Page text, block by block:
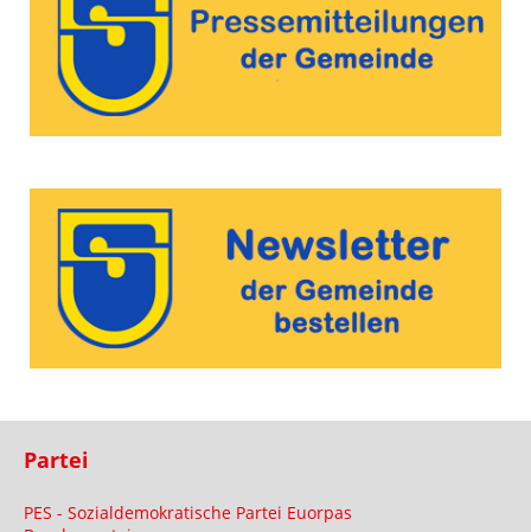
Partei
PES - Sozialdemokratische Partei Euorpas